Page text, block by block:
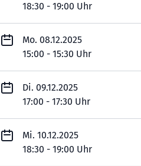
18:30 - 19:00 Uhr
Mo. 08.12.2025
15:00 - 15:30 Uhr
Di. 09.12.2025
17:00 - 17:30 Uhr
Mi. 10.12.2025
18:30 - 19:00 Uhr